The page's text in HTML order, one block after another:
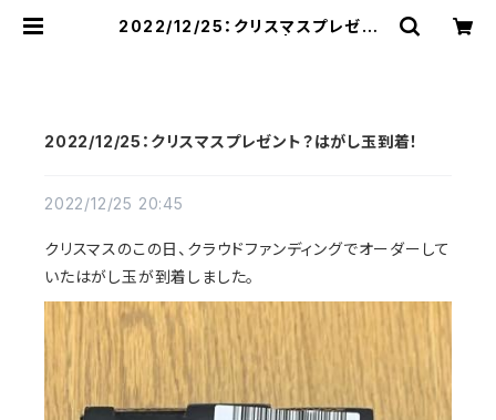
2022/12/25：クリスマスプレゼン
2022/12/25：クリスマスプレゼント？はがし玉到着！
2022/12/25 20:45
クリスマスのこの日、クラウドファンディングでオーダーして
いたはがし玉が到着しました。